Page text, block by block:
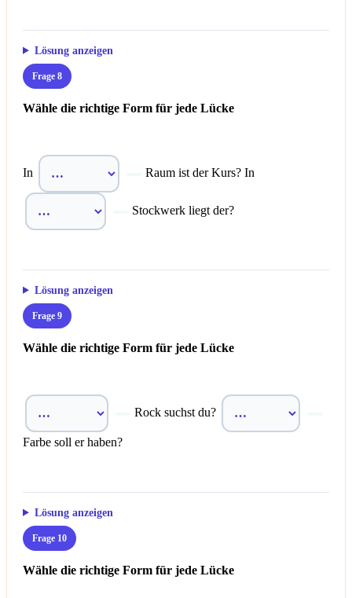
Lösung anzeigen
Frage 8
Wähle die richtige Form für jede Lücke
In Raum ist der Kurs? In
Stockwerk liegt der?
Lösung anzeigen
Frage 9
Wähle die richtige Form für jede Lücke
Rock suchst du?
Farbe soll er haben?
Lösung anzeigen
Frage 10
Wähle die richtige Form für jede Lücke